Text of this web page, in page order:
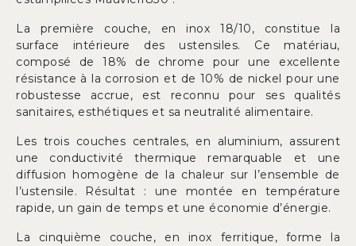
La première couche, en inox 18/10, constitue la
surface intérieure des ustensiles. Ce matériau,
composé de 18% de chrome pour une excellente
résistance à la corrosion et de 10% de nickel pour une
robustesse accrue, est reconnu pour ses qualités
sanitaires, esthétiques et sa neutralité alimentaire.
Les trois couches centrales, en aluminium, assurent
une conductivité thermique remarquable et une
diffusion homogène de la chaleur sur l’ensemble de
l’ustensile. Résultat : une montée en température
rapide, un gain de temps et une économie d’énergie.
La cinquième couche, en inox ferritique, forme la